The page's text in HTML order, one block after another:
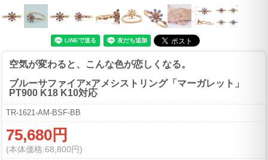
空気が変わると、こんな色が恋しくなる。
ブルーサファイア×アメシストリング「マーガレット」
PT900 K18 K10対応
TR-1621-AM-BSF-BB
75,680円
(本体価格:68,800円)